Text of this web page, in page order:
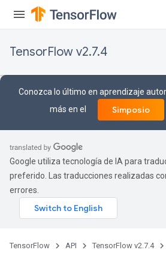
TensorFlow v2.7.4
Conozca lo último en aprendizaje
más en el
Simposio
Google utiliza tecnología de IA para
preferido. Las traducciones realizadas
errores.
TensorFlow API TensorFlow v2.7.4